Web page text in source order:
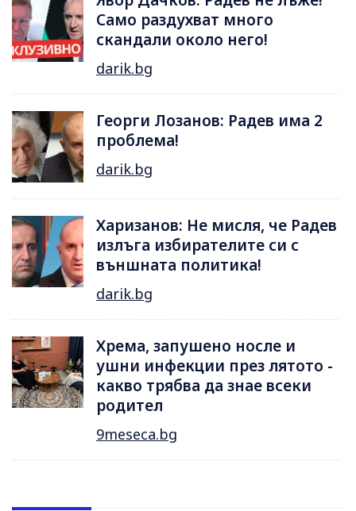
Само раздухват много
скандали около него!
darik.bg
Георги Лозанов: Радев има 2
проблема!
darik.bg
Харизанов: Не мисля, че Радев
излъга избирателите си с
външната политика!
darik.bg
Хрема, запушено носле и
ушни инфекции през лятотo -
какво трябва да знае всеки
родител
9meseca.bg